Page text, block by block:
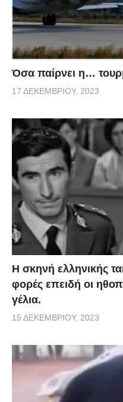
Όσα παίρνει η…
17 ΔΕΚΕΜΒΡΊΟΥ, 2023
H σκηνή ελληνικής
φορές επειδή οι
γέλια.
15 ΔΕΚΕΜΒΡΊΟΥ, 2023